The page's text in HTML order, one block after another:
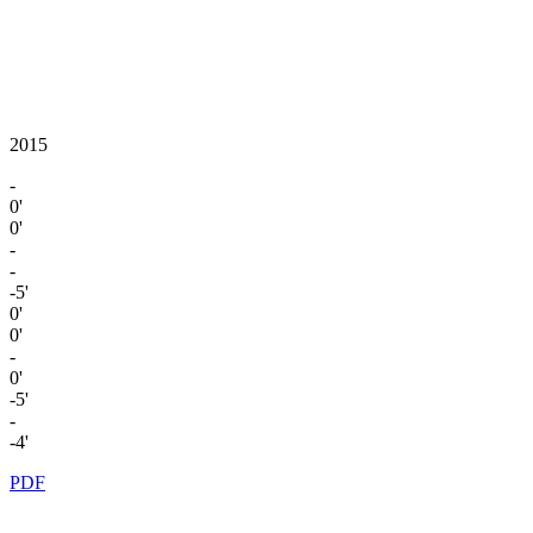
2015
-
0'
0'
-
-
-5'
0'
0'
-
0'
-5'
-
-4'
PDF